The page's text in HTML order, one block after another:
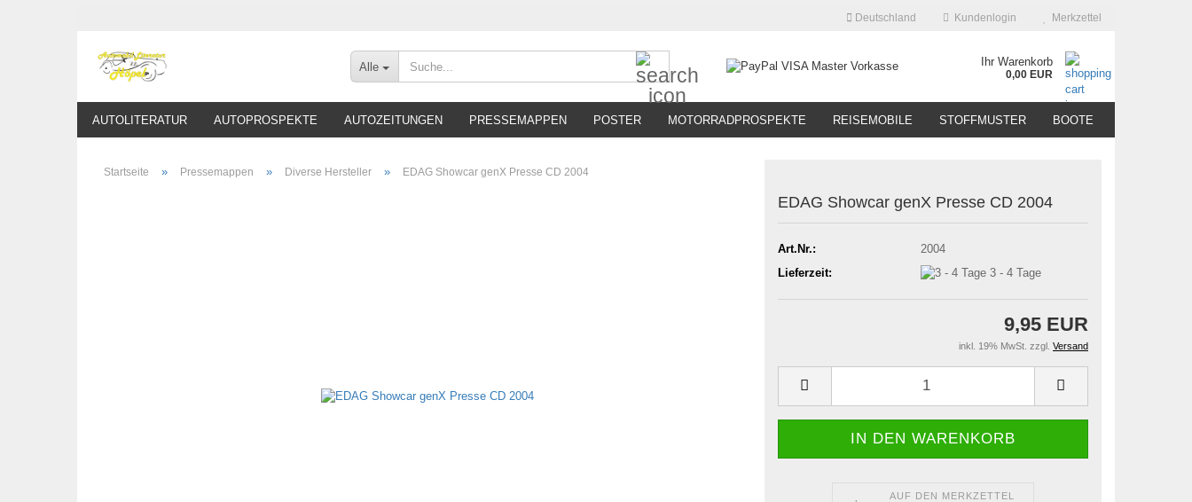
Deutschland Kundenlogin Merkzettel
Alle Ihr Warenkorb
0,00 EUR
AUTOLITERATUR AUTOPROSPEKTE AUTOZEITUNGEN PRESSEMAPPEN POSTER MOTORRADPROSPEKTE REISEMOBILE STOFFMUSTER BOOTE
Startseite » Pressemappen » Diverse Hersteller » EDAG Showcar genX Presse CD 2004
EDAG Showcar genX Presse CD 2004
Art.Nr.:
2004
Lieferzeit:
3 - 4 Tage
9,95 EUR
inkl. 19% MwSt. zzgl. Versand
AUF DEN MERKZETTEL